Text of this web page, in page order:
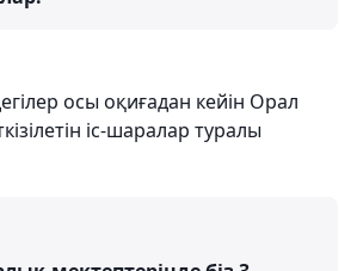
осы оқиғадан кейін Орал
іс-шаралар туралы